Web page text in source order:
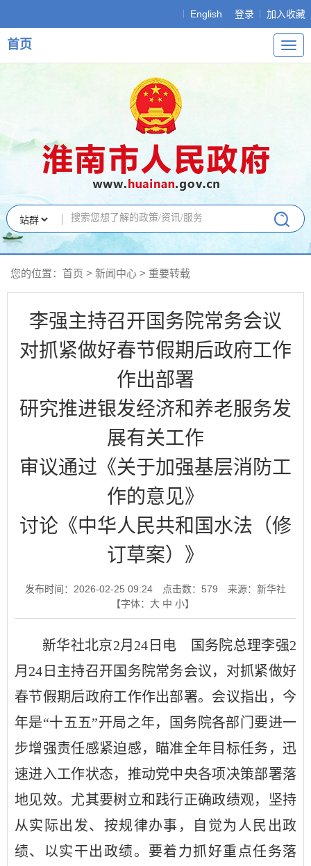
English 登录 加入收藏
导
航
首页
您的位置： 首页 > 新闻中心 > 重要转载
李强主持召开国务院常务会议
对抓紧做好春节假期后政府工作
作出部署
研究推进银发经济和养老服务发
展有关工作
审议通过《关于加强基层消防工
作的意见》
讨论《中华人民共和国水法（修
订草案）》
发布时间：2026-02-25 09:24 点击数： 579
来源：新华社
【字体： 大 中 小】
新华社北京2月24日电 国务院总理李强2
月24日主持召开国务院常务会议，对抓紧做好
春节假期后政府工作作出部署。会议指出，今
年是“十五五”开局之年，国务院各部门要进一
步增强责任感紧迫感，瞄准全年目标任务，迅
速进入工作状态，推动党中央各项决策部署落
地见效。尤其要树立和践行正确政绩观，坚持
从实际出发、按规律办事，自觉为人民出政
绩、以实干出政绩。要着力抓好重点任务落